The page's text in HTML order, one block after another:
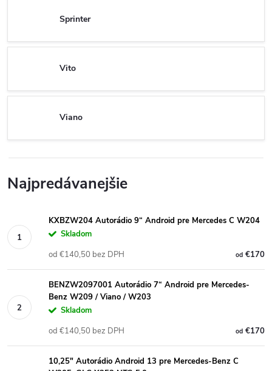
Sprinter
Vito
Viano
Najpredávanejšie
KXBZW204 Autorádio 9“ Android pre Mercedes C W204
Skladom
od€170
od €140,50 bez DPH
BENZW2097001 Autorádio 7“ Android pre Mercedes-
Benz W209 / Viano / W203
Skladom
od€170
od €140,50 bez DPH
10,25" Autorádio Android 13 pre Mercedes-Benz C